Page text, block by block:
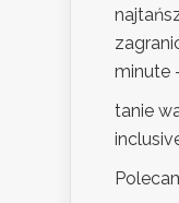
minute
tanie